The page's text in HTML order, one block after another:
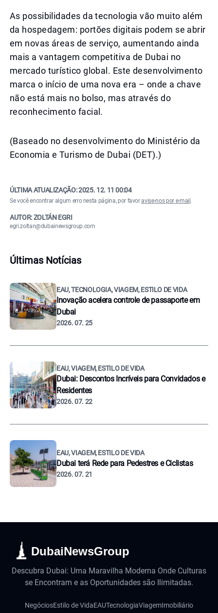
As possibilidades da tecnologia vão muito além
da hospedagem: portões digitais podem se abrir
em novas áreas de serviço, aumentando ainda
mais a vantagem competitiva de Dubai no
mercado turístico global. Este desenvolvimento
marca o início de uma nova era – onde a chave
não está mais no bolso, mas através do
reconhecimento facial.
(Baseado no desenvolvimento do Ministério da
Economia e Turismo de Dubai (DET).)
ÚLTIMA ATUALIZAÇÃO:2025. 12. 11 00:04
Se você encontrar algum erro nesta página, por favoravise-nos por e-mail .
AUTOR: ZOLTÁN EGRI
egri.zoltan@dubainewsgroup.com
Últimas Notícias
EAU, TECNOLOGIA, VIAGEM, ESTILO DE VIDA
Inovação acelera controle de passaporte em
Dubai
2026. 07. 25
EAU, VIAGEM, ESTILO DE VIDA
Dubai: Descontos Incríveis para Convidados e
Residentes
2026. 07. 22
EAU, VIAGEM, ESTILO DE VIDA
Dubai terá Rede para Pedestres e Ciclistas
2026. 07. 21
DubaiNewsGroup
Descubra Dubai: Uma Maravilha Moderna Onde Culturas
se Encontram e as Oportunidades são Ilimitadas.
NegóciosEstilo de VidaEAUTecnologiaViagemImobiliário